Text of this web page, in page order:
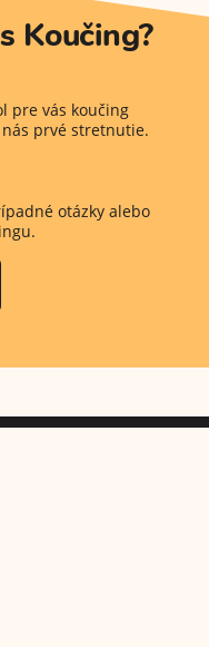
Koučing?
pre vás koučing
prvé stretnutie.
otázky alebo